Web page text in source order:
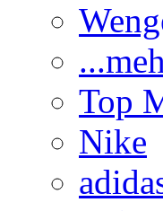
Top
Nike